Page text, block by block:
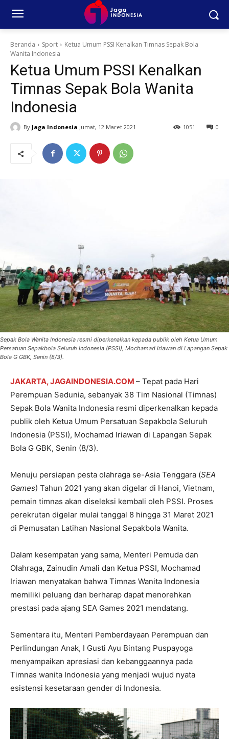
Beranda Sport
Ketua Umum PSSI Kenalkan Timnas Sepak Bola
Wanita Indonesia
Ketua Umum PSSI Kenalkan
Timnas Sepak Bola Wanita
Indonesia
By Jaga Indonesia Jumat, 12 Maret 2021 0
1051
Sepak Bola Wanita Indonesia resmi diperkenalkan kepada publik oleh Ketua Umum
Persatuan Sepakbola Seluruh Indonesia (PSSI), Mochamad Iriawan di Lapangan Sepak
Bola G GBK, Senin (8/3).
JAKARTA, JAGAINDONESIA.COM – Tepat pada Hari
Perempuan Sedunia, sebanyak 38 Tim Nasional (Timnas)
Sepak Bola Wanita Indonesia resmi diperkenalkan kepada
publik oleh Ketua Umum Persatuan Sepakbola Seluruh
Indonesia (PSSI), Mochamad Iriawan di Lapangan Sepak
Bola G GBK, Senin (8/3).
Menuju persiapan pesta olahraga se-Asia Tenggara (SEA
Games) Tahun 2021 yang akan digelar di Hanoi, Vietnam,
pemain timnas akan diseleksi kembali oleh PSSI. Proses
perekrutan digelar mulai tanggal 8 hingga 31 Maret 2021
di Pemusatan Latihan Nasional Sepakbola Wanita.
Dalam kesempatan yang sama, Menteri Pemuda dan
Olahraga, Zainudin Amali dan Ketua PSSI, Mochamad
Iriawan menyatakan bahwa Timnas Wanita Indonesia
memiliki peluang dan berharap dapat menorehkan
prestasi pada ajang SEA Games 2021 mendatang.
Sementara itu, Menteri Pemberdayaan Perempuan dan
Perlindungan Anak, I Gusti Ayu Bintang Puspayoga
menyampaikan apresiasi dan kebanggaannya pada
Timnas wanita Indonesia yang menjadi wujud nyata
esistensi kesetaraan gender di Indonesia.